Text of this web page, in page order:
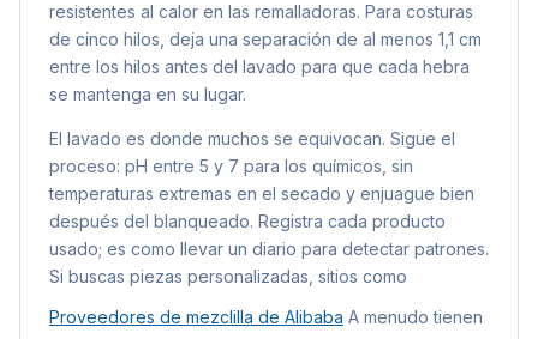
resistentes al calor en las remalladoras. Para costuras
de cinco hilos, deja una separación de al menos 1,1 cm
entre los hilos antes del lavado para que cada hebra
se mantenga en su lugar.
El lavado es donde muchos se equivocan. Sigue el
proceso: pH entre 5 y 7 para los químicos, sin
temperaturas extremas en el secado y enjuague bien
después del blanqueado. Registra cada producto
usado; es como llevar un diario para detectar patrones.
Si buscas piezas personalizadas, sitios como
Proveedores de mezclilla de Alibaba A menudo tienen